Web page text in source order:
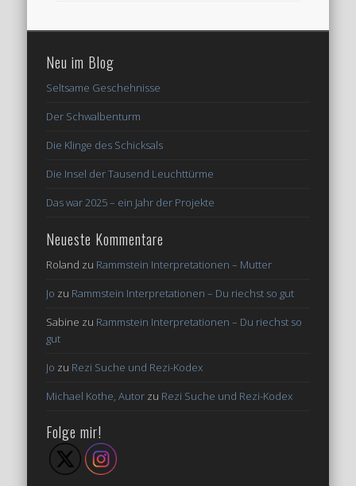
Neu im Blog
Seltsame Geschehnisse
Der Schwalbenturm
Die Klinge des Schicksals
Die Insel der Tausend Leuchttürme
Das war 2025 – ein Jahr der Projekte
Neueste Kommentare
Roland zu Rammstein Interpretationen – Mutter
Jo zu Rammstein Interpretationen – Du riechst so gut
Sabine zu Rammstein Interpretationen – Du riechst so
gut
Jo zu Rezi Suche und Rezi-Kodex
Michael Kothe, Autor zu Rezi Suche und Rezi-Kodex
Folge mir!